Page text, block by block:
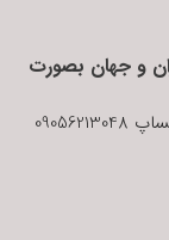
و جهان بصورت
جهت ارتباط با مدیر رسانه می توانید به شماره واتساپ 09056213048